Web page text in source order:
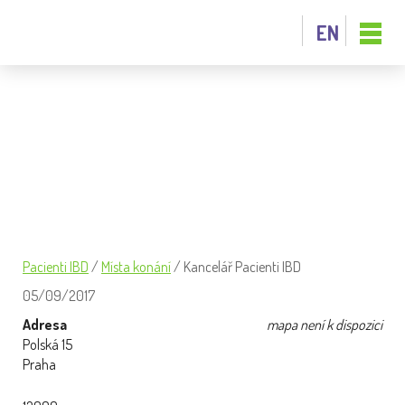
EN
Pacienti IBD / Místa konání/ Kancelář Pacienti IBD
05/09/2017
mapa není k dispozici
Adresa
Polská 15
Praha